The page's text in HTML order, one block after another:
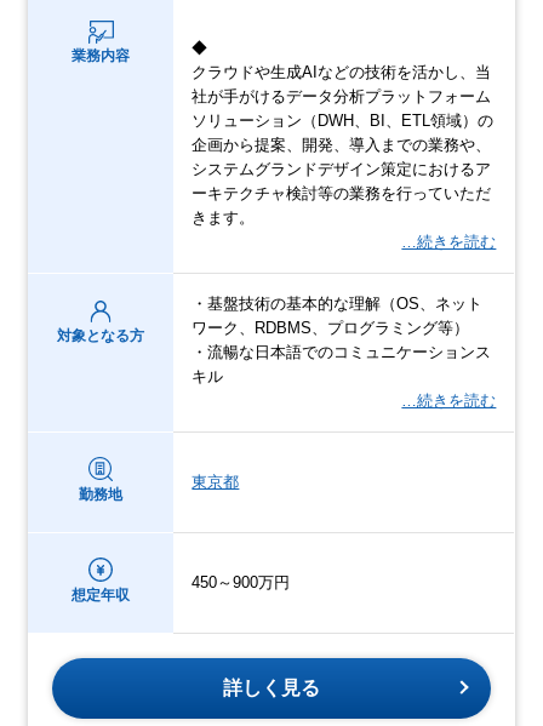
業務内容
◆
クラウドや生成AIなどの技術を活かし、当
社が手がけるデータ分析プラットフォーム
ソリューション（DWH、BI、ETL領域）の
企画から提案、開発、導入までの業務や、
システムグランドデザイン策定におけるア
ーキテクチャ検討等の業務を行っていただ
きます。
…続きを読む
対象となる方
・基盤技術の基本的な理解（OS、ネット
ワーク、RDBMS、プログラミング等）
・流暢な日本語でのコミュニケーションス
キル
…続きを読む
勤務地
東京都
想定年収
450～900万円
詳しく見る